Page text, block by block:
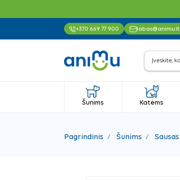
+370 669 77 900 labas@animu.lt
Šunims Katėms
Pagrindinis Šunims